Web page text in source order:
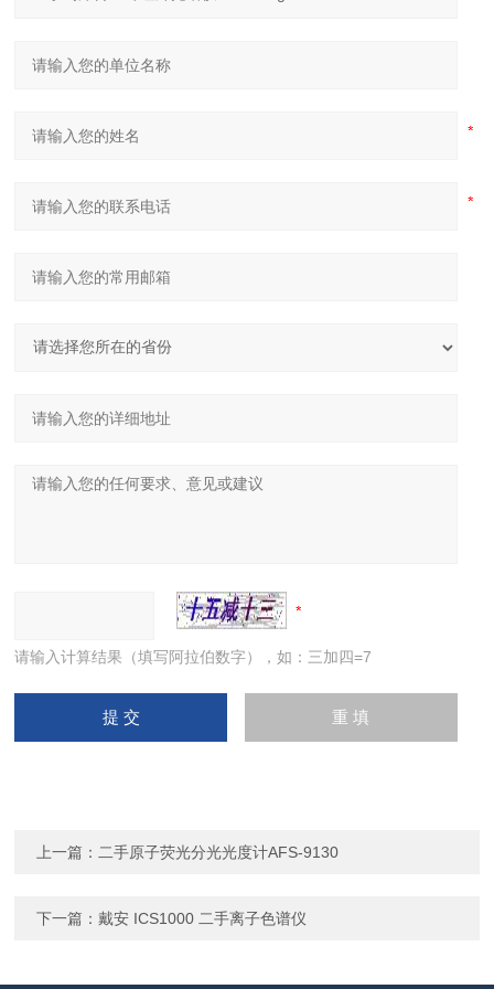
请输入计算结果（填写阿拉伯数字），如：三加四=7
上一篇： 二手原子荧光分光光度计AFS-9130
下一篇：戴安 ICS1000 二手离子色谱仪